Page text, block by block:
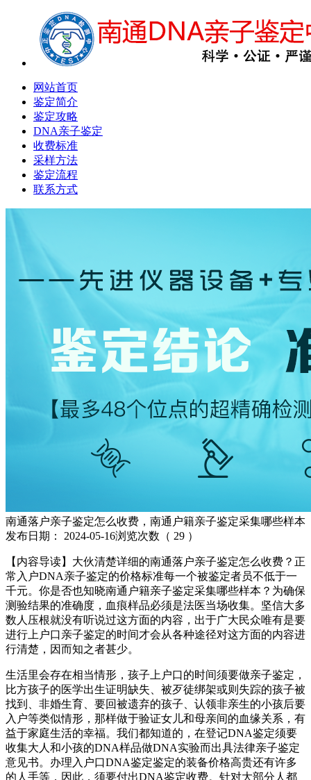
网站首页
鉴定简介
鉴定攻略
DNA亲子鉴定
收费标准
采样方法
鉴定流程
联系方式
南通落户亲子鉴定怎么收费，南通户籍亲子鉴定采集哪些样本
发布日期：
2024-05-16浏览次数（ 29 ）
【内容导读】大伙清楚详细的南通落户亲子鉴定怎么收费？正
常入户DNA亲子鉴定的价格标准每一个被鉴定者员不低于一
千元。你是否也知晓南通户籍亲子鉴定采集哪些样本？为确保
测验结果的准确度，血痕样品必须是法医当场收集。坚信大多
数人压根就没有听说过这方面的内容，出于广大民众唯有是要
进行上户口亲子鉴定的时间才会从各种途径对这方面的内容进
行清楚，因而知之者甚少。
生活里会存在相当情形，孩子上户口的时间须要做亲子鉴定，
比方孩子的医学出生证明缺失、被歹徒绑架或则失踪的孩子被
找到、非婚生育、要回被遗弃的孩子、认领非亲生的小孩后要
入户等类似情形，那样做于验证女儿和母亲间的血缘关系，有
益于家庭生活的幸福。我们都知道的，在登记DNA鉴定须要
收集大人和小孩的DNA样品做DNA实验而出具法律亲子鉴定
意见书。办理入户口DNA鉴定鉴定的装备价格高贵还有许多
的人手等，因此，须要付出DNA鉴定收费。针对大部分人都